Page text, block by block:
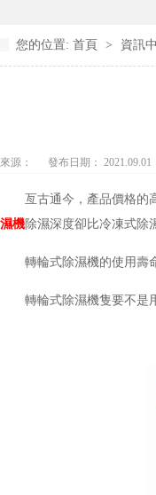
您的位置: 首頁 > 資訊
來源： 發布日期： 2021.09.01
亙古通今，產品價格的
濕機除濕深度卻比冷凍式除
轉輪式除濕機的使用壽
轉輪式除濕機隻要不是